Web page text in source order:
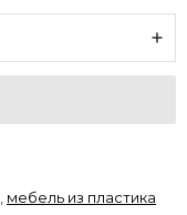
, мебель из пластика